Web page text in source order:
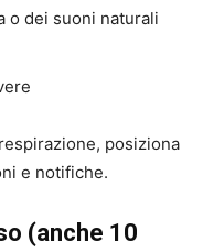
o dei suoni naturali
posiziona
e notifiche.
(anche 10